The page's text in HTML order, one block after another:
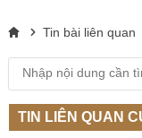
Tin bài liên quan
TIN LIÊN QUAN